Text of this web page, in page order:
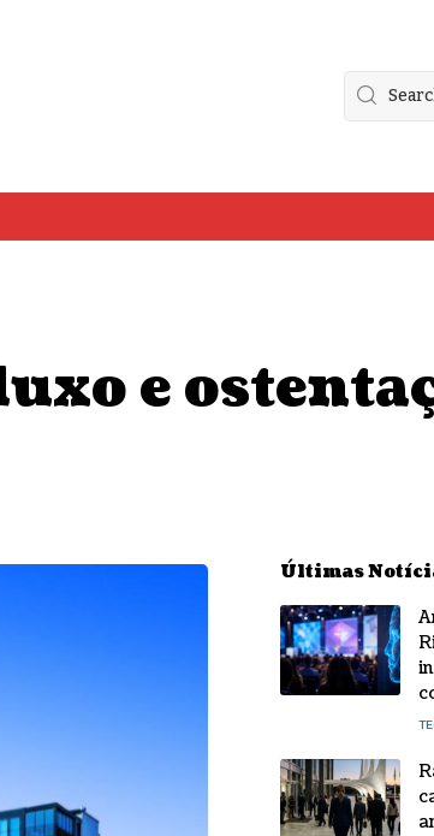
e
Últimas